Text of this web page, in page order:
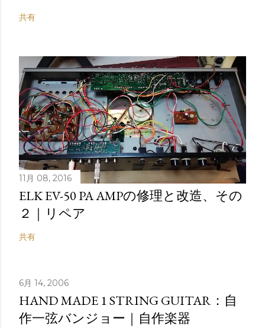
共有
11月 08, 2016
ELK EV-50 PA AMPの修理と改造、その
２｜リペア
共有
6月 14, 2006
HAND MADE 1 STRING GUITAR：自
作一弦バンジョー｜自作楽器